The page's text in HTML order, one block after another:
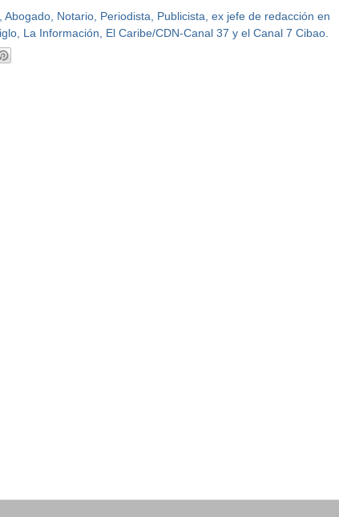
Abogado, Notario, Periodista, Publicista, ex jefe de redacción en
La Información, El Caribe/CDN-Canal 37 y el Canal 7 Cibao.